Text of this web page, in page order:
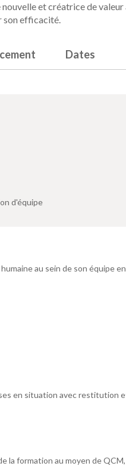
et créatrice de
son efficacité.
Dates
d'équipe
au sein de son équipe
en situation avec restitution
la formation au moyen de